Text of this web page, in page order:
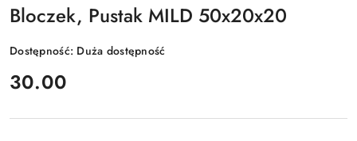
Bloczek, Pustak MILD 50x20x20
Dostępność: Duża dostępność
cena:
30.00